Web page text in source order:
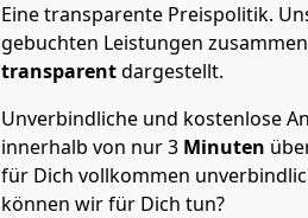
Eine transparente Preispolitik.
gebuchten Leistungen
transparentdargestellt.
Unverbindliche und kostenlose
innerhalb von nur3 Minuten
für Dich vollkommen
können wir für Dich tun?